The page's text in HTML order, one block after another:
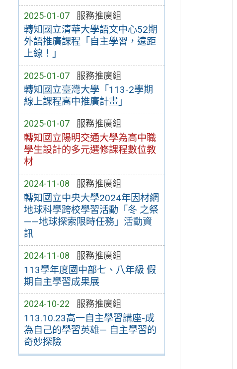
2025-01-07 服務推廣組
轉知國立清華大學語文中心52期
外語推廣課程「自主學習，遠距
上線！」
2025-01-07 服務推廣組
轉知國立臺灣大學「113-2學期
線上課程高中推廣計畫」
2025-01-07 服務推廣組
轉知國立陽明交通大學為高中職
學生設計的多元選修課程數位教
材
2024-11-08 服務推廣組
轉知國立中央大學2024年因材網
地球科學跨校學習活動「冬 之祭
——地球探索限時任務」活動資
訊
2024-11-08 服務推廣組
113學年度國中部七、八年級 假
期自主學習成果展
2024-10-22 服務推廣組
113.10.23高一自主學習講座-成
為自己的學習英雄— 自主學習的
奇妙探險